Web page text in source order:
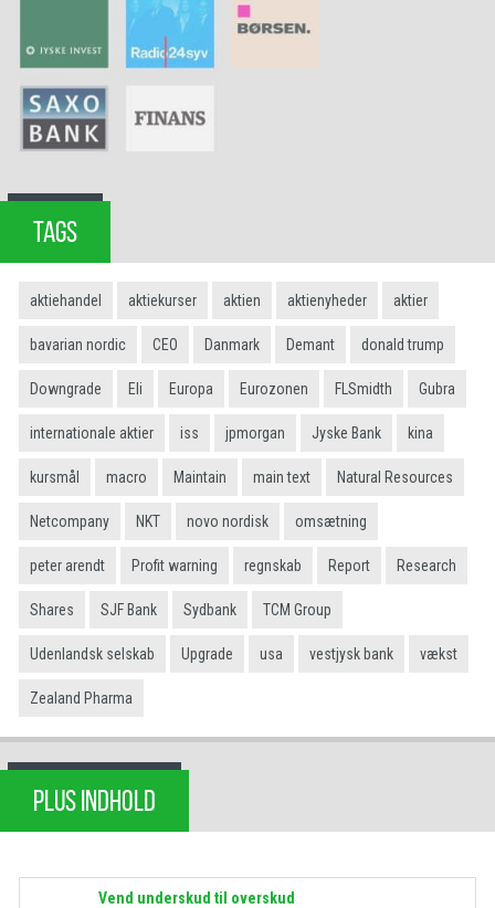
TAGS
aktiehandel aktiekurser aktien aktienyheder aktier
bavarian nordic CEO Danmark Demant donald trump
Downgrade Eli Europa Eurozonen FLSmidth Gubra
internationale aktier iss jpmorgan Jyske Bank kina
kursmål macro Maintain main text Natural Resources
Netcompany NKT novo nordisk omsætning
peter arendt Profit warning regnskab Report Research
Shares SJF Bank Sydbank TCM Group
Udenlandsk selskab Upgrade usa vestjysk bank vækst
Zealand Pharma
PLUS INDHOLD
Vend underskud til overskud